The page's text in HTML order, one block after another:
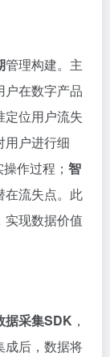
管理构建。主
户在数字产品
定位用户流失
用户进行细
作过程； 智
在流失点。此
实现数据价值
据采集SDK ，
成后，数据将